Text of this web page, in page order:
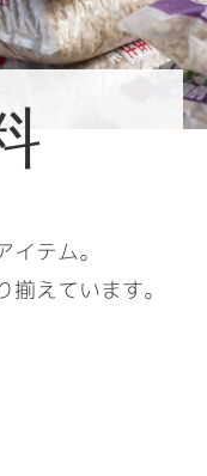
テム。
えています。